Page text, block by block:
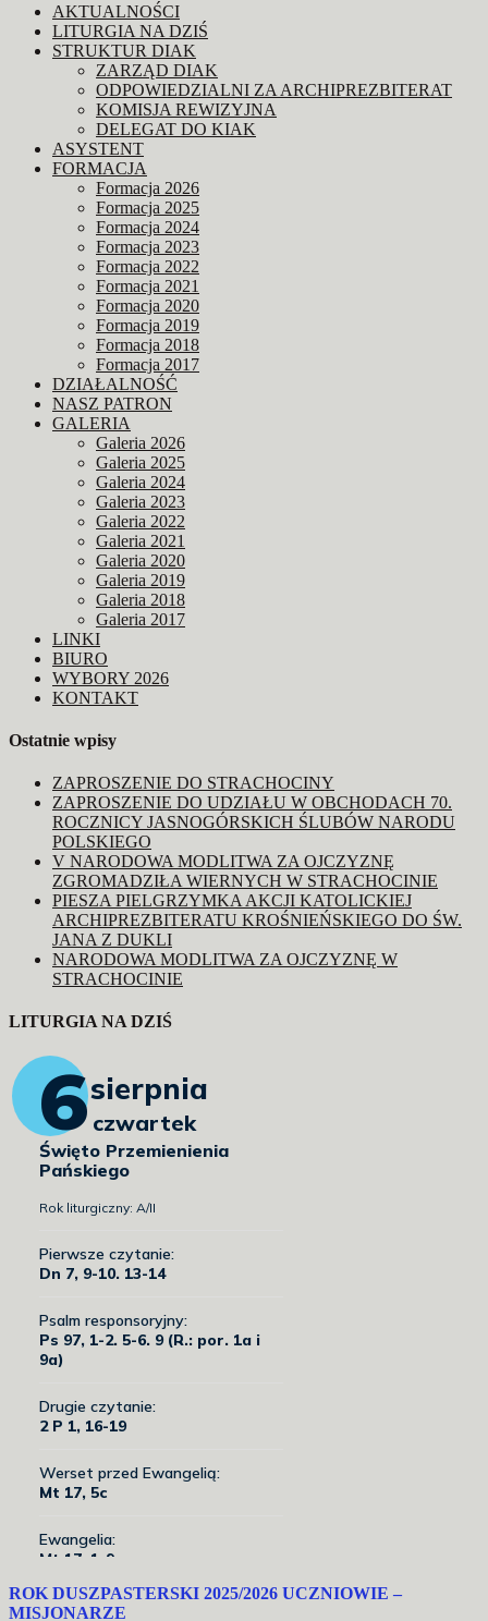
AKTUALNOŚCI
LITURGIA NA DZIŚ
STRUKTUR DIAK
ZARZĄD DIAK
ODPOWIEDZIALNI ZA ARCHIPREZBITERAT
KOMISJA REWIZYJNA
DELEGAT DO KIAK
ASYSTENT
FORMACJA
Formacja 2026
Formacja 2025
Formacja 2024
Formacja 2023
Formacja 2022
Formacja 2021
Formacja 2020
Formacja 2019
Formacja 2018
Formacja 2017
DZIAŁALNOŚĆ
NASZ PATRON
GALERIA
Galeria 2026
Galeria 2025
Galeria 2024
Galeria 2023
Galeria 2022
Galeria 2021
Galeria 2020
Galeria 2019
Galeria 2018
Galeria 2017
LINKI
BIURO
WYBORY 2026
KONTAKT
Ostatnie wpisy
ZAPROSZENIE DO STRACHOCINY
ZAPROSZENIE DO UDZIAŁU W OBCHODACH 70.
ROCZNICY JASNOGÓRSKICH ŚLUBÓW NARODU
POLSKIEGO
V NARODOWA MODLITWA ZA OJCZYZNĘ
ZGROMADZIŁA WIERNYCH W STRACHOCINIE
PIESZA PIELGRZYMKA AKCJI KATOLICKIEJ
ARCHIPREZBITERATU KROŚNIEŃSKIEGO DO ŚW.
JANA Z DUKLI
NARODOWA MODLITWA ZA OJCZYZNĘ W
STRACHOCINIE
LITURGIA NA DZIŚ
ROK DUSZPASTERSKI 2025/2026 UCZNIOWIE –
MISJONARZE